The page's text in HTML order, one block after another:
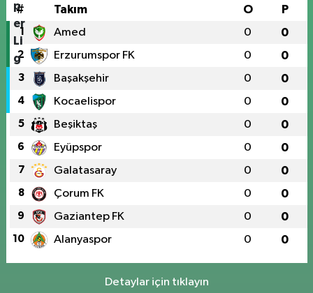
# Takım O P
1 Amed 0 0
2 Erzurumspor FK 0 0
3 Başakşehir 0 0
4 Kocaelispor 0 0
5 Beşiktaş 0 0
6 Eyüpspor 0 0
7 Galatasaray 0 0
8 Çorum FK 0 0
9 Gaziantep FK 0 0
10 Alanyaspor 0 0
Detaylar için tıklayın